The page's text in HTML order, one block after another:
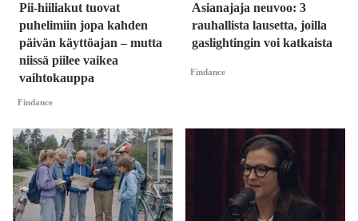
Pii-hiiliakut tuovat
puhelimiin jopa kahden
päivän käyttöajan – mutta
niissä piilee vaikea
vaihtokauppa
Findance
Asianajaja neuvoo: 3
rauhallista lausetta, joilla
gaslightingin voi katkaista
Findance